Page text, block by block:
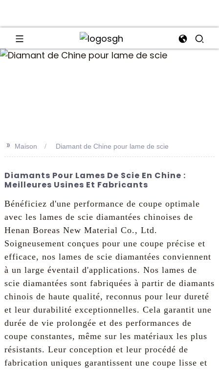
>> Maison Diamant de Chine pour lame de scie
Diamants Pour Lames De Scie En Chine :
Meilleures Usines Et Fabricants
Bénéficiez d'une performance de coupe optimale
avec les lames de scie diamantées chinoises de
Henan Boreas New Material Co., Ltd.
Soigneusement conçues pour une coupe précise et
efficace, nos lames de scie diamantées conviennent
à un large éventail d'applications. Nos lames de
scie diamantées sont fabriquées à partir de diamants
chinois de haute qualité, reconnus pour leur dureté
et leur durabilité exceptionnelles. Cela garantit une
durée de vie prolongée et des performances de
coupe constantes, même sur les matériaux les plus
résistants. Leur conception et leur procédé de
fabrication uniques garantissent une coupe lisse et